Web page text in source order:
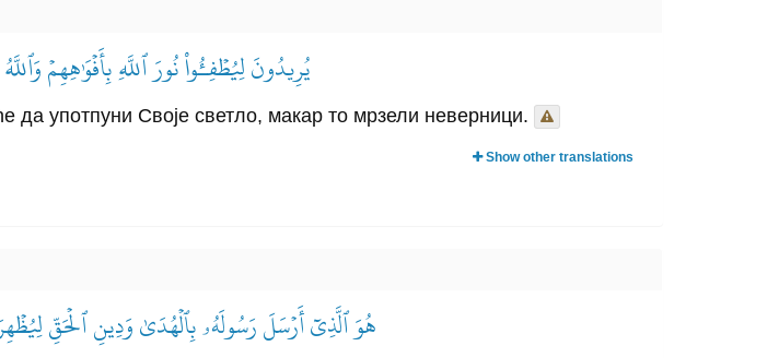
يُرِيدُونَ لِيُطۡفِـُٔواْ نُورَ ٱللَّهِ بِأَفۡوَٰهِهِمۡ
употпуни Своје светло, макар то мрзели неверници.
Show other translations
هُوَ ٱلَّذِيٓ أَرۡسَلَ رَسُولَهُۥ بِٱلۡهُدَىٰ وَدِينِ ٱلۡحَقِّ